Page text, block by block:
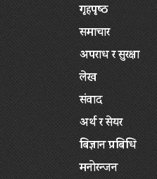
गृहपृष्‍ठ
समाचार
अपराध र सुरक्षा
लेख
संवाद
अर्थ र सेयर
बिज्ञान प्रबिधि
मनोरन्जन